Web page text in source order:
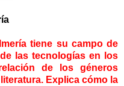
tiene su campo de
las tecnologías en los
de los géneros
Explica cómo la